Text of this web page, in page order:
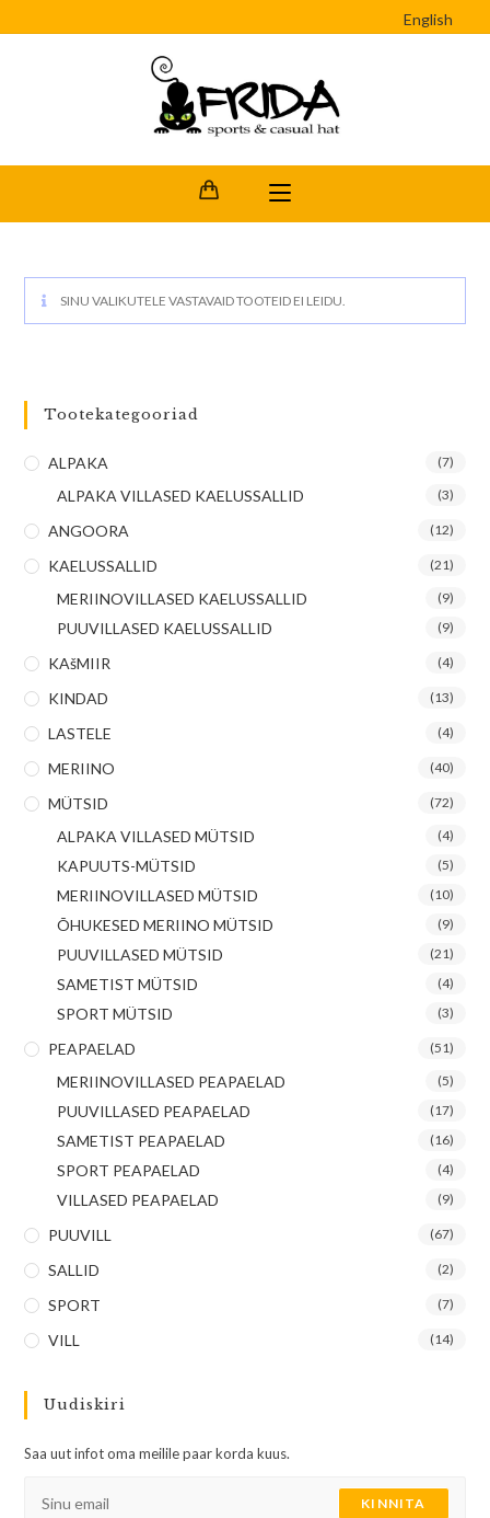
English
SINU VALIKUTELE VASTAVAID TOOTEID EI LEIDU.
Tootekategooriad
ALPAKA (7)
ALPAKA VILLASED KAELUSSALLID (3)
ANGOORA (12)
KAELUSSALLID (21)
MERIINOVILLASED KAELUSSALLID (9)
PUUVILLASED KAELUSSALLID (9)
KAšMIIR (4)
KINDAD (13)
LASTELE (4)
MERIINO (40)
MÜTSID (72)
ALPAKA VILLASED MÜTSID (4)
KAPUUTS-MÜTSID (5)
MERIINOVILLASED MÜTSID (10)
ÕHUKESED MERIINO MÜTSID (9)
PUUVILLASED MÜTSID (21)
SAMETIST MÜTSID (4)
SPORT MÜTSID (3)
PEAPAELAD (51)
MERIINOVILLASED PEAPAELAD (5)
PUUVILLASED PEAPAELAD (17)
SAMETIST PEAPAELAD (16)
SPORT PEAPAELAD (4)
VILLASED PEAPAELAD (9)
PUUVILL (67)
SALLID (2)
SPORT (7)
VILL (14)
Uudiskiri
Saa uut infot oma meilile paar korda kuus.
KINNITA